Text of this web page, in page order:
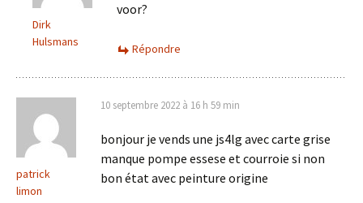
Dirk
Hulsmans
voor?
Répondre
patrick
limon
10 septembre 2022 à 16 h 59 min
bonjour je vends une js4lg avec carte grise
manque pompe essese et courroie si non
bon état avec peinture origine